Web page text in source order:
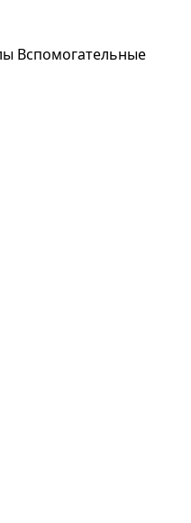
Вспомогательные